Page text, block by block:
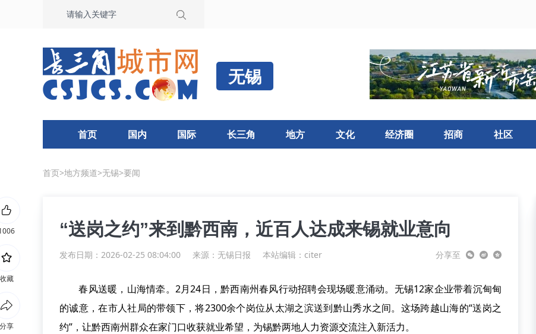
无锡
首页 国内 国际 长三角 地方 文化 经济圈 招商 社区
首页>地方频道>无锡>要闻
“送岗之约”来到黔西南，近百人达成来锡就业意向
发布日期：2026-02-25 08:04:00 来源： 无锡日报 本站编辑：citer 分享至
春风送暖，山海情牵。2月24日，黔西南州春风行动招聘会现场暖意涌动。无锡12家企业带着沉甸甸
的诚意，在市人社局的带领下，将2300余个岗位从太湖之滨送到黔山秀水之间。这场跨越山海的“送岗之
约”，让黔西南州群众在家门口收获就业希望，为锡黔两地人力资源交流注入新活力。
收藏
分享